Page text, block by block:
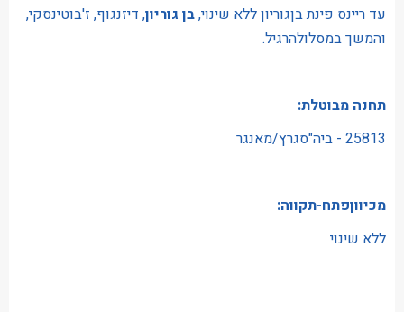
עד ריינס פינת בןגוריון ללא שינוי,בן גוריון, דיזנגוף, ז'בוטינסקי,
והמשך במסלולהרגיל.
תחנה מבוטלת:
25813 - ביה"סגרץ/מאנגר
מכיווןפתח-תקווה:
ללא שינוי